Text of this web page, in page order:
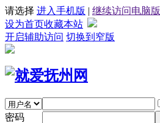
请选择 进入手机版 | 继续访问电脑版
设为首页收藏本站
开启辅助访问 切换到窄版
密码